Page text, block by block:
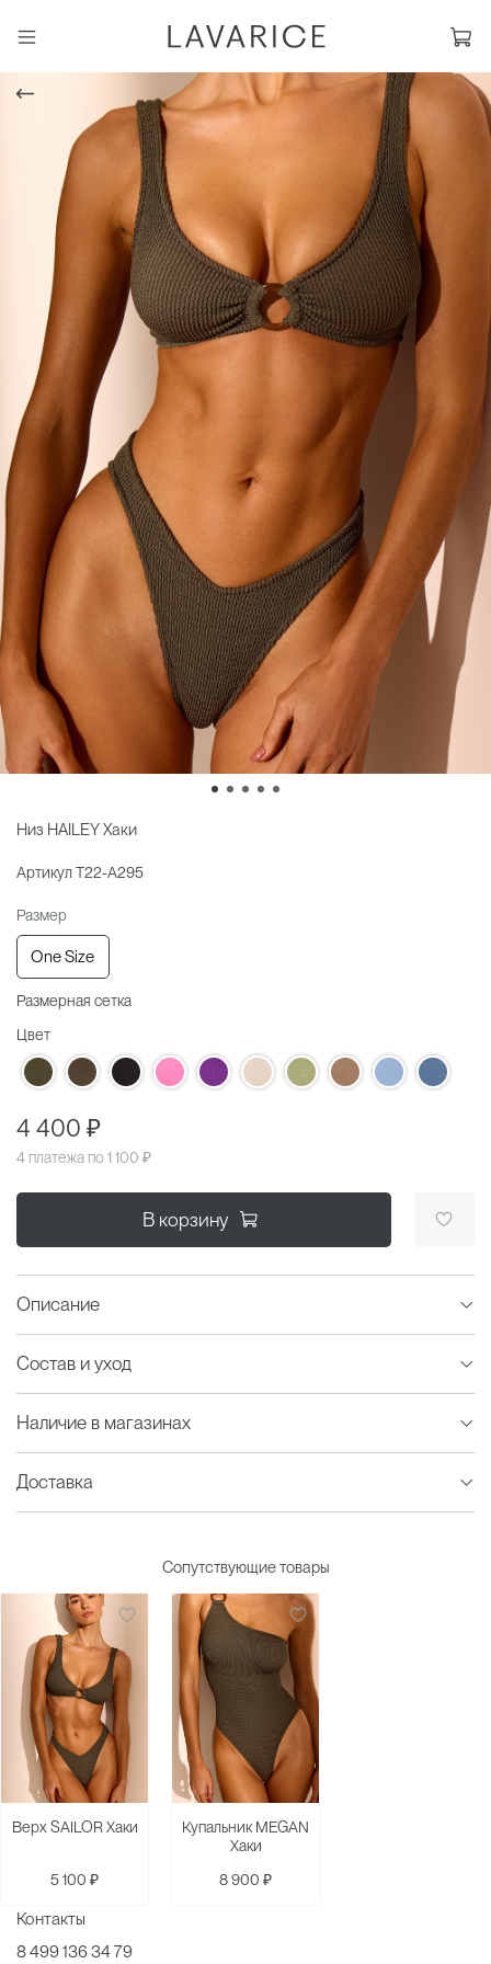
Низ HAILEY Хаки
Размер
One Size
Размерная сетка
Артикул T22-A295
Цвет
4 400 ₽
4 платежа по 1 100 ₽
В корзину
Описание
Состав и уход
Наличие в магазинах
Доставка
Сопутствующие товары
Верх SAILOR Хаки
5 100 ₽
Купальник MEGAN
Хаки
8 900 ₽
Контакты
8 499 136 34 79